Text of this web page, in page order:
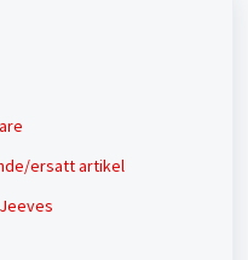
ersatt artikel